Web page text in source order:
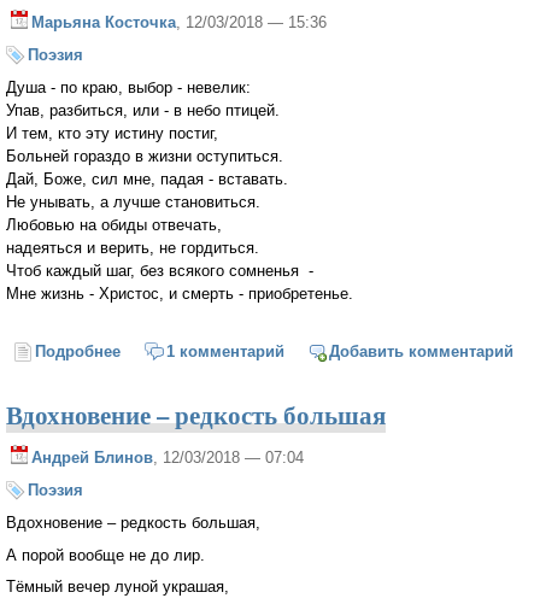
Марьяна Косточка, 12/03/2018 — 15:36
Поэзия
Душа - по краю, выбор - невелик:
Упав, разбиться, или - в небо птицей.
И тем, кто эту истину постиг,
Больней гораздо в жизни оступиться.
Дай, Боже, сил мне, падая - вставать.
Не унывать, а лучше становиться.
Любовью на обиды отвечать,
надеяться и верить, не гордиться.
Чтоб каждый шаг, без всякого сомненья -
Мне жизнь - Христос, и смерть - приобретенье.
Подробнее о Душа - по краю...
1 комментарий Добавить комментарий
Вдохновение – редкость большая
Андрей Блинов, 12/03/2018 — 07:04
Поэзия
Вдохновение – редкость большая,
А порой вообще не до лир.
Тёмный вечер луной украшая,